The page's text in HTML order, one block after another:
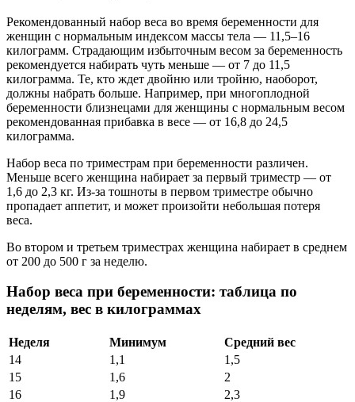
Рекомендованный набор веса во время беременности для
женщин с нормальным индексом массы тела — 11,5–16
килограмм. Страдающим избыточным весом за беременность
рекомендуется набирать чуть меньше — от 7 до 11,5
килограмма. Те, кто ждет двойню или тройню, наоборот,
должны набрать больше. Например, при многоплодной
беременности близнецами для женщины с нормальным весом
рекомендованная прибавка в весе — от 16,8 до 24,5
килограмма.
Набор веса по триместрам при беременности различен.
Меньше всего женщина набирает за первый триместр — от
1,6 до 2,3 кг. Из-за тошноты в первом триместре обычно
пропадает аппетит, и может произойти небольшая потеря
веса.
Во втором и третьем триместрах женщина набирает в среднем
от 200 до 500 г за неделю.
Набор веса при беременности: таблица по
неделям, вес в килограммах
Неделя Минимум
Средний вес
14
1,1
1,5
15
1,6
2
16
1,9
2,3